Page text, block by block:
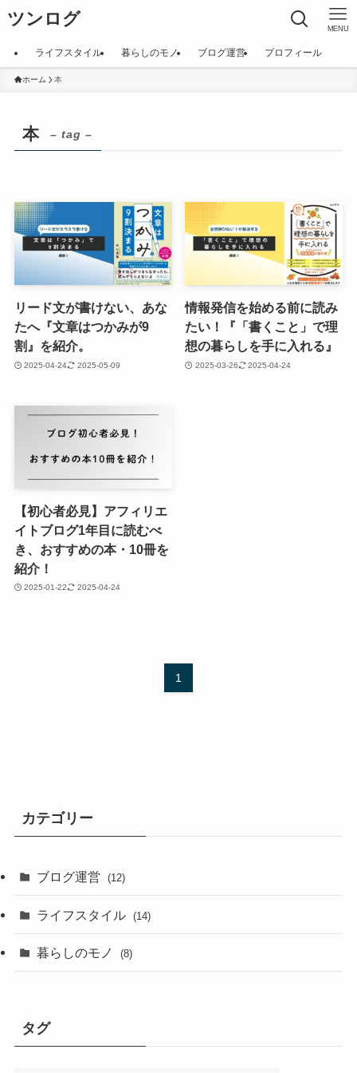
ツンログ MENU
ライフスタイル 暮らしのモノ ブログ運営 プロフィール
ホーム 本
本 – tag –
リード文が書けない、あな
たへ『文章はつかみが9
割』を紹介。
2025-04-24 2025-05-09
情報発信を始める前に読み
たい！『「書くこと」で理
想の暮らしを手に入れる』
2025-03-26 2025-04-24
【初心者必見】アフィリエ
イトブログ1年目に読むべ
き、おすすめの本・10冊を
紹介！
2025-01-22 2025-04-24
1
カテゴリー
ブログ運営 (12)
ライフスタイル (14)
暮らしのモノ (8)
タグ